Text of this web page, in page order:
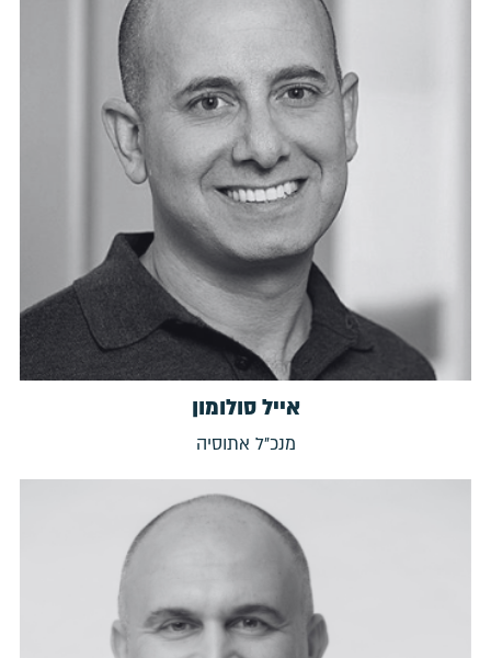
אייל סולומון
מנכ"ל אתוסיה